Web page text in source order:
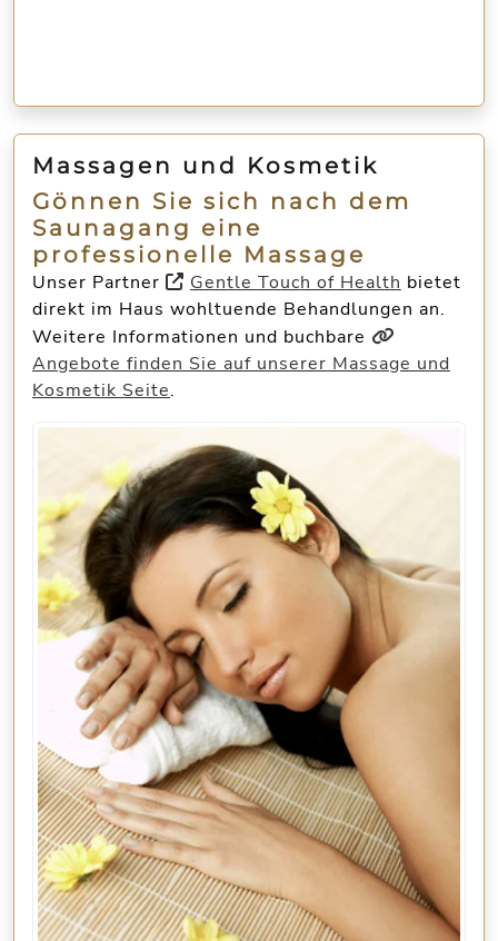
Massagen und Kosmetik
Gönnen Sie sich nach dem
Saunagang eine
professionelle Massage
Unser Partner Gentle Touch of Healthbietet
direkt im Haus wohltuende Behandlungen an.
Weitere Informationen und buchbare
Angebote finden Sie auf unserer Massage und
Kosmetik Seite.